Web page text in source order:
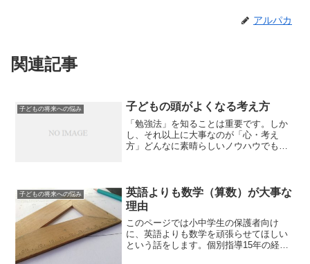
アルパカ
関連記事
子どもの将来への悩み 子どもの頭がよくなる考え方
「勉強法」を知ることは重要です。しか
し、それ以上に大事なのが「心・考え
方」どんなに素晴らしいノウハウでも、
で。個別指導１５年の経験をふ...
子どもの将来への悩み
英語よりも数学（算数）が大事な
理由
このページでは小中学生の保護者向け
に、英語よりも数学を頑張らせてほしい
という話をします。個別指導15年の経験